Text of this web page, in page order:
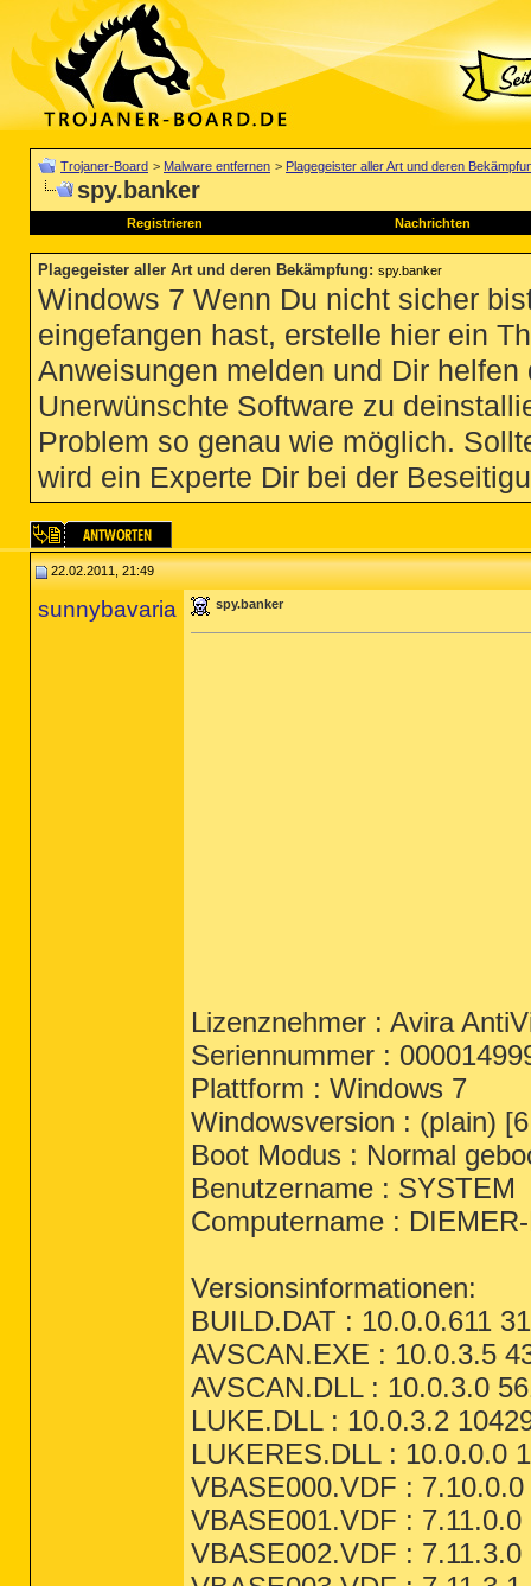
Trojaner-Board > Malware entfernen > Plagegeister aller Art und deren
spy.banker
Registrieren Nachrichten
Plagegeister aller Art und deren Bekämpfung: spy.banker
Windows 7 Wenn Du nicht sicher
eingefangen hast, erstelle hier ein
Anweisungen melden und Dir
Unerwünschte Software zu
Problem so genau wie möglich.
wird ein Experte Dir bei der
22.02.2011, 21:49
sunnybavaria spy.banker
Lizenznehmer : Avira
Seriennummer :
Plattform : Windows 7
Windowsversion : (plain)
Boot Modus : Normal
Benutzername : SYSTEM
Computername :
Versionsinformationen:
BUILD.DAT : 10.0.0.611
AVSCAN.EXE : 10.0.3.5
AVSCAN.DLL : 10.0.3.0
LUKE.DLL : 10.0.3.2
LUKERES.DLL : 10.0.0.0
VBASE000.VDF :
VBASE001.VDF :
VBASE002.VDF :